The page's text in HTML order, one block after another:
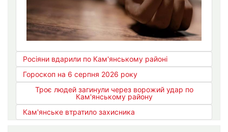
Росіяни вдарили по Кам'янському районі
Гороскоп на 6 серпня 2026 року
Троє людей загинули через ворожий удар по
Кам'янському району
Кам'янське втратило захисника